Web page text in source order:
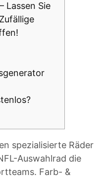
Lassen Sie
spezialisierte Räder
Auswahlrad die
Farb- &